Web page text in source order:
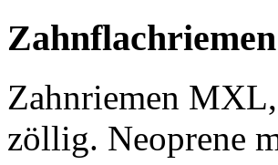
Zahnriemen
zöllig. Neoprene